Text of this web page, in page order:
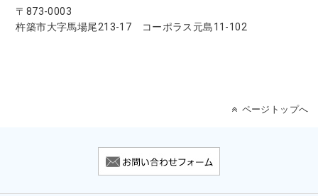
〒873-0003
杵築市大字馬場尾213-17 コーポラス元島11-102
ページトップへ